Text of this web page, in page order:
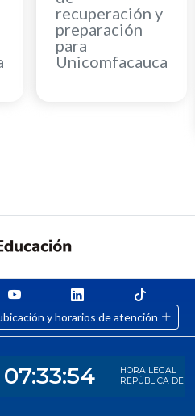
recuperación y
preparación
para
Unicomfacauca
y horarios de atención